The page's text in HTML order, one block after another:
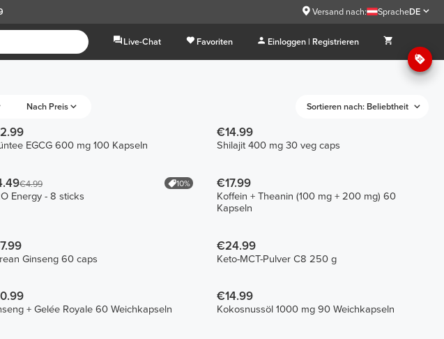
Versand nach: SpracheDE
Live-Chat Favoriten Einloggen | Registrieren
Nach Preis Sortieren nach: Beliebtheit
EGCG 600 mg 100 Kapseln
€14.99
Shilajit 400 mg 30 veg caps
€4.99 10%
Energy - 8 sticks
€17.99
Koffein + Theanin (100 mg + 200 mg) 60
Kapseln
Ginseng 60 caps
€24.99
Keto-MCT-Pulver C8 250 g
+ Gelée Royale 60 Weichkapseln
€14.99
Kokosnussöl 1000 mg 90 Weichkapseln